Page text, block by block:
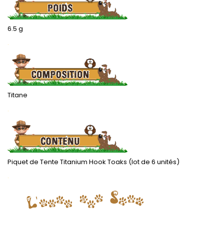
6.5 g
.
Titane
.
Piquet de Tente Titanium Hook Toaks (lot de 6 unités)
.